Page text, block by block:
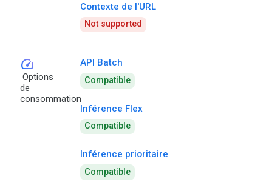
Contexte de l'URL
Not supported
speed
Options
de
consommation
API Batch
Compatible
Inférence Flex
Compatible
Inférence prioritaire
Compatible